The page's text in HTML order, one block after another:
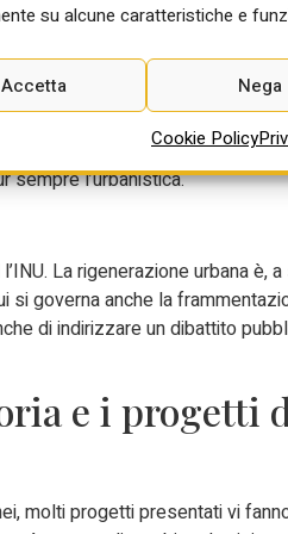
su alcune caratteristiche e
Accetta Nega
Cookie Policy
l’urbanistica resta una delle
in ogni caso, una visione di
almeno per chiarire a tutti
suo strumento urbanistico?
andare, ma anche per dare poi
l’amministrazione alla fine
sempre l’urbanistica.
La rigenerazione urbana è,
governa anche la
di indirizzare un dibattito
e i progetti
molti progetti presentati vi